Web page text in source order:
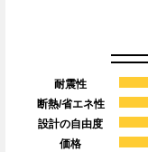
耐震性
断熱/省エネ性
設計の自由度
価格